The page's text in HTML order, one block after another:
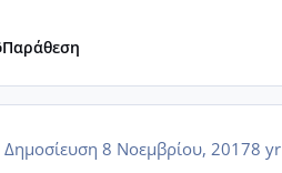
Παράθεση
Δημοσίευση 8 Νοεμβρίου, 20178 yr